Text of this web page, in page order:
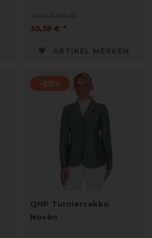
30,36 € *
ARTIKEL MERKEN
-20%
QHP Turniersakko
Novèn